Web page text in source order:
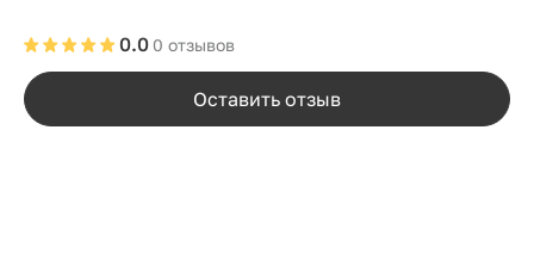
0 отзывов
0.0
Оставить отзыв